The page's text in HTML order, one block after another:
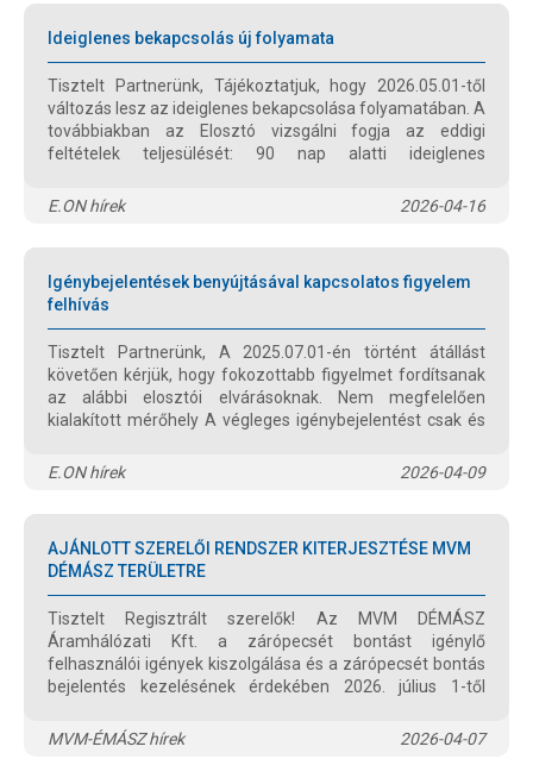
Ideiglenes bekapcsolás új folyamata
Tisztelt Partnerünk, Tájékoztatjuk, hogy 2026.05.01-től
változás lesz az ideiglenes bekapcsolása folyamatában. A
továbbiakban az Elosztó vizsgálni fogja az eddigi
feltételek teljesülését: 90 nap alatti ideiglenes
lejárt tartozás. A tartozás befizetése (igazolás
E.ON hírek 2026-04-16
Igénybejelentések benyújtásával kapcsolatos figyelem
felhívás
Tisztelt Partnerünk, A 2025.07.01-én történt átállást
követően kérjük, hogy fokozottabb figyelmet fordítsanak
az alábbi elosztói elvárásoknak. Nem megfelelően
kialakított mérőhely A végleges igénybejelentést csak és
E.ON hírek
2026-04-09
AJÁNLOTT SZERELŐI RENDSZER KITERJESZTÉSE MVM
DÉMÁSZ TERÜLETRE
Tisztelt Regisztrált szerelők! Az MVM DÉMÁSZ
Áramhálózati Kft. a zárópecsét bontást igénylő
felhasználói igények kiszolgálása és a zárópecsét bontás
bejelentés kezelésének érdekében 2026. július 1-től
ÉMÁSZ ellátási területén működő rendszerhez hasonlóan.
MVM-ÉMÁSZ hírek 2026-04-07